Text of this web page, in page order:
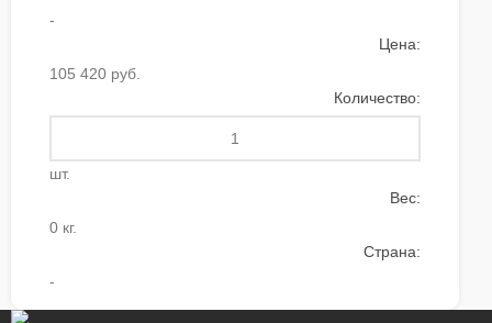
-
Цена:
105 420 руб.
Количество:
шт.
Вес:
0 кг.
Страна:
-